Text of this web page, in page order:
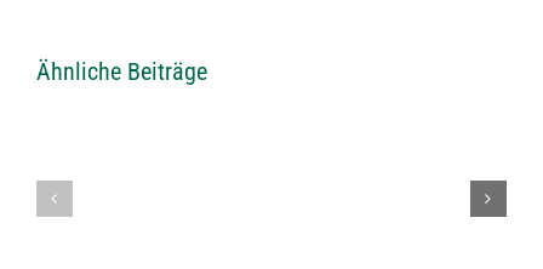
Ähnliche Beiträge
Einladung